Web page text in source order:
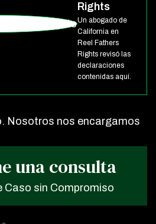
Rights
Un abogado de
California en
Reel Fathers
Rights revisó las
declaraciones
contenidas aquí.
Nosotros nos encargamos
una consulta
Caso sin Compromiso